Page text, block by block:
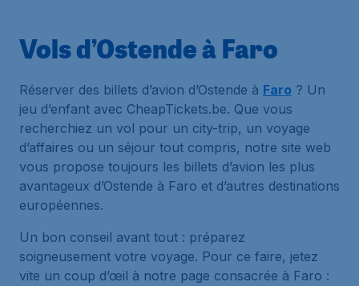
Vols d’Ostende à Faro
Réserver des billets d’avion d’Ostende à Faro ? Un
jeu d’enfant avec CheapTickets.be. Que vous
recherchiez un vol pour un city-trip, un voyage
d’affaires ou un séjour tout compris, notre site web
vous propose toujours les billets d’avion les plus
avantageux d’Ostende à Faro et d’autres destinations
européennes.
Un bon conseil avant tout : préparez
soigneusement votre voyage. Pour ce faire, jetez
vite un coup d’œil à notre page consacrée à Faro :